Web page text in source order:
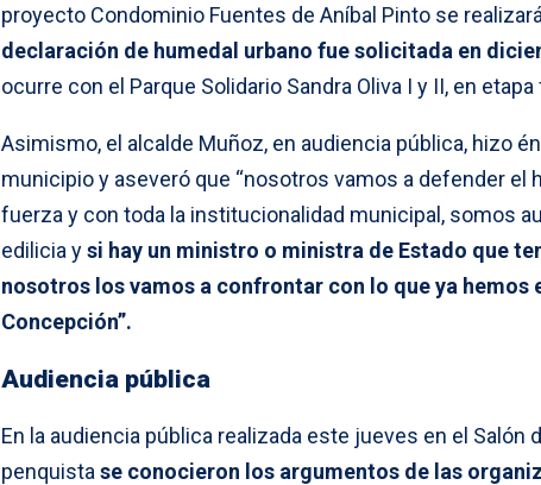
proyecto Condominio Fuentes de Aníbal Pinto se realizará
declaración de humedal urbano fue solicitada en
ocurre con el Parque Solidario Sandra Oliva I y II, en
Asimismo, el alcalde Muñoz, en audiencia pública, hizo
municipio y aseveró que “nosotros vamos a defender el
fuerza y con toda la institucionalidad municipal, somos
edilicia ysi hay un ministro o ministra de Estado que
nosotros los vamos a confrontar con lo que ya
Concepción”.
Audiencia pública
En la audiencia pública realizada este jueves en el Salón
penquista se conocieron los argumentos de las